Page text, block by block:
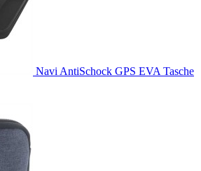
Navi AntiSchock GPS EVA Tasche